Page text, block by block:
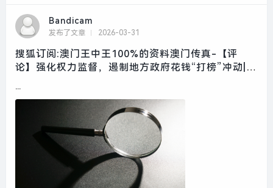
Bandicam
发布了文章 2026-03-31
搜狐订阅:澳门王中王100%的资料澳门传真-【评
论】强化权力监督，遏制地方政府花钱“打榜”冲动|界
...